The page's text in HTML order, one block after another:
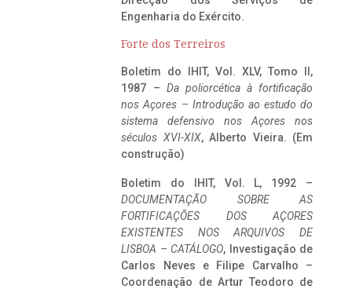
Engenharia do Exército.
Forte dos Terreiros
Boletim do IHIT, Vol. XLV, Tomo II,
1987 – Da poliorcética à fortificação
nos Açores – Introdução ao estudo do
sistema defensivo nos Açores nos
séculos XVI-XIX, Alberto Vieira. (Em
construção)
Boletim do IHIT, Vol. L, 1992 –
DOCUMENTAÇÃO SOBRE AS
FORTIFICAÇÕES DOS AÇORES
EXISTENTES NOS ARQUIVOS DE
LISBOA – CATÁLOGO, Investigação de
Carlos Neves e Filipe Carvalho –
Coordenação de Artur Teodoro de